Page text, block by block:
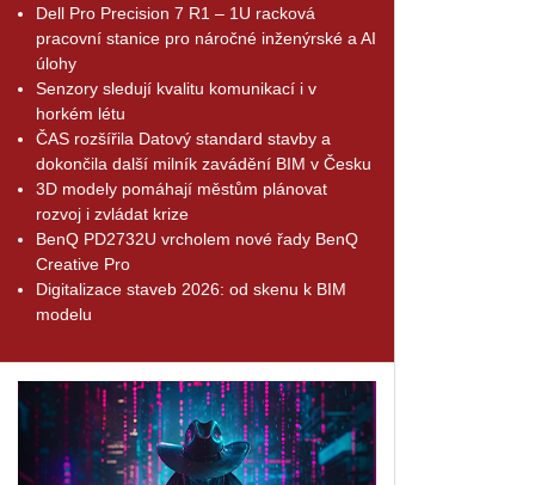
Dell Pro Precision 7 R1 – 1U racková
pracovní stanice pro náročné inženýrské a AI
úlohy
Senzory sledují kvalitu komunikací i v
horkém létu
ČAS rozšířila Datový standard stavby a
dokončila další milník zavádění BIM v Česku
3D modely pomáhají městům plánovat
rozvoj i zvládat krize
BenQ PD2732U vrcholem nové řady BenQ
Creative Pro
Digitalizace staveb 2026: od skenu k BIM
modelu